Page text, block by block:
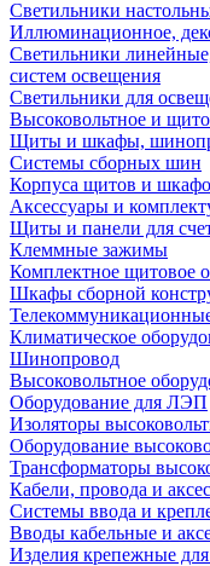
Светильники
Иллюминационное,
Светильники
систем освещения
Светильники для
Высоковольтное и
Щиты и шкафы,
Системы сборных шин
Корпуса щитов и
Аксессуары и
Щиты и панели для
Клеммные зажимы
Комплектное щитовое
Шкафы сборной
Климатическое
Шинопровод
Высоковольтное
Оборудование для ЛЭП
Изоляторы
Оборудование
Трансформаторы
Кабели, провода и
Системы ввода и
Вводы кабельные и
Изделия крепежные для